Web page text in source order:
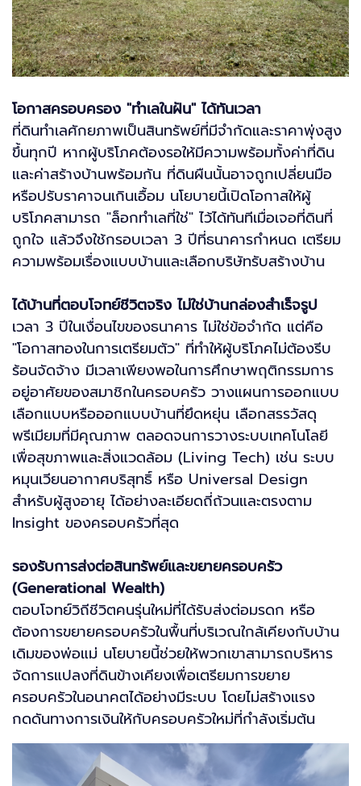
โอกาสครอบครอง "ทำเลในฝัน" ได้ทันเวลา
ที่ดินทำเลศักยภาพเป็นสินทรัพย์ที่มีจำกัดและราคาพุ่งสูง
ขึ้นทุกปี หากผู้บริโภคต้องรอให้มีความพร้อมทั้งค่าที่ดิน
และค่าสร้างบ้านพร้อมกัน ที่ดินผืนนั้นอาจถูกเปลี่ยนมือ
หรือปรับราคาจนเกินเอื้อม นโยบายนี้เปิดโอกาสให้ผู้
บริโภคสามารถ "ล็อกทำเลที่ใช่" ไว้ได้ทันทีเมื่อเจอที่ดินที่
ถูกใจ แล้วจึงใช้กรอบเวลา 3 ปีที่ธนาคารกำหนด เตรียม
ความพร้อมเรื่องแบบบ้านและเลือกบริษัทรับสร้างบ้าน
ได้บ้านที่ตอบโจทย์ชีวิตจริง ไม่ใช่บ้านกล่องสำเร็จรูป
เวลา 3 ปีในเงื่อนไขของธนาคาร ไม่ใช่ข้อจำกัด แต่คือ
"โอกาสทองในการเตรียมตัว" ที่ทำให้ผู้บริโภคไม่ต้องรีบ
ร้อนจัดจ้าง มีเวลาเพียงพอในการศึกษาพฤติกรรมการ
อยู่อาศัยของสมาชิกในครอบครัว วางแผนการออกแบบ
เลือกแบบหรือออกแบบบ้านที่ยึดหยุ่น เลือกสรรวัสดุ
พรีเมียมที่มีคุณภาพ ตลอดจนการวางระบบเทคโนโลยี
เพื่อสุขภาพและสิ่งแวดล้อม (Living Tech) เช่น ระบบ
หมุนเวียนอากาศบริสุทธิ์ หรือ Universal Design
สำหรับผู้สูงอายุ ได้อย่างละเอียดถี่ถ้วนและตรงตาม
Insight ของครอบครัวที่สุด
รองรับการส่งต่อสินทรัพย์และขยายครอบครัว
(Generational Wealth)
ตอบโจทย์วิถีชีวิตคนรุ่นใหม่ที่ได้รับส่งต่อมรดก หรือ
ต้องการขยายครอบครัวในพื้นที่บริเวณใกล้เคียงกับบ้าน
เดิมของพ่อแม่ นโยบายนี้ช่วยให้พวกเขาสามารถบริหาร
จัดการแปลงที่ดินข้างเคียงเพื่อเตรียมการขยาย
ครอบครัวในอนาคตได้อย่างมีระบบ โดยไม่สร้างแรง
กดดันทางการเงินให้กับครอบครัวใหม่ที่กำลังเริ่มต้น